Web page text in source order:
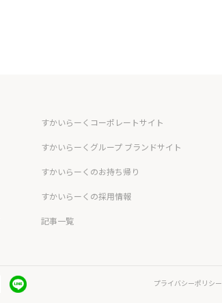
すかいらーくコーポレートサイト
すかいらーくグループ ブランドサイト
すかいらーくのお持ち帰り
すかいらーくの採用情報
記事一覧
プライバシーポリシー